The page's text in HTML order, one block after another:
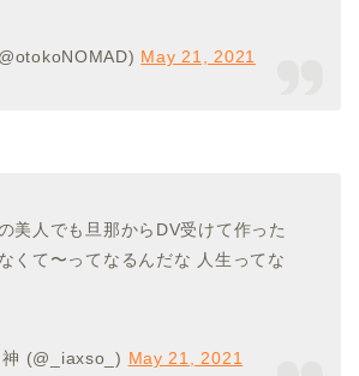
May 21, 2021
美人でも旦那からDV受けて作った
くて〜ってなるんだな 人生ってな
(@_iaxso_) May 21, 2021